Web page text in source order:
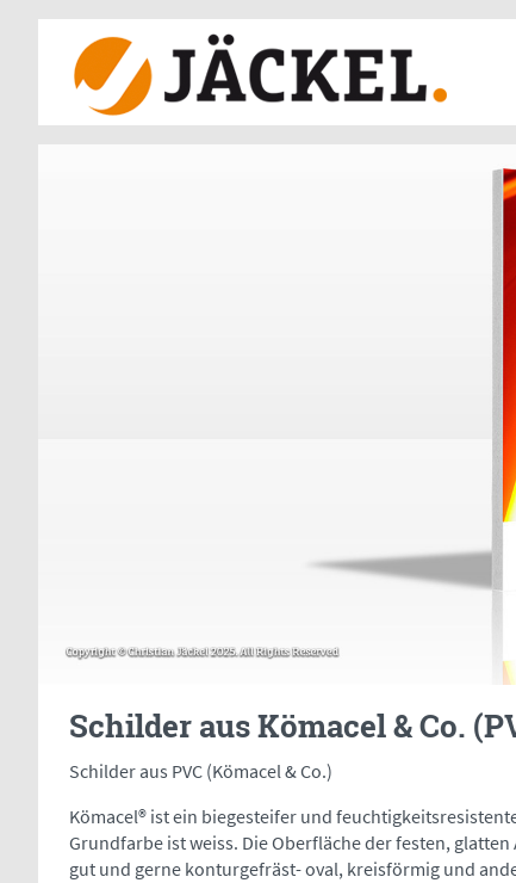
Schilder aus Kömacel & Co.
Schilder aus PVC (Kömacel & Co.)
Kömacel® ist ein biegesteifer und
Grundfarbe ist weiss. Die Oberfläche der festen,
gut und gerne konturgefräst- oval, kreisförmig und